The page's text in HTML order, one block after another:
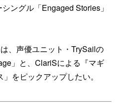
ングル「Engaged Stories」
、声優ユニット・TrySailの
」と、ClariSによる『マギ
をピックアップしたい。